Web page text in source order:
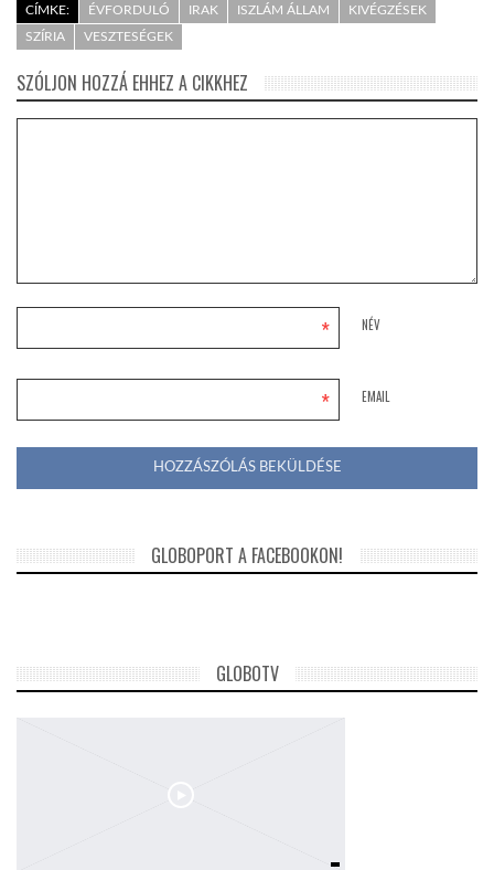
CÍMKE: ÉVFORDULÓ IRAK ISZLÁM ÁLLAM
KIVÉGZÉSEK
SZÍRIA
VESZTESÉGEK
SZÓLJON HOZZÁ EHHEZ A CIKKHEZ
NÉV
*
EMAIL
*
GLOBOPORT A FACEBOOKON!
GLOBOTV